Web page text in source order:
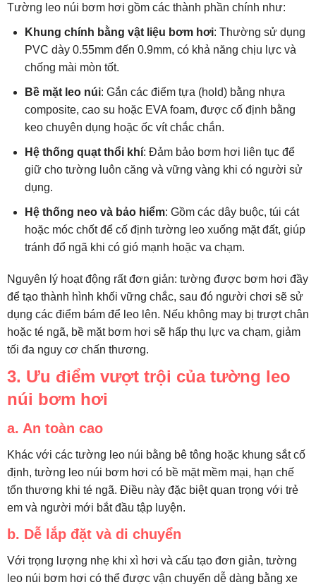
Tường leo núi bơm hơi gồm các thành phần chính như:
Khung chính bằng vật liệu bơm hơi: Thường sử dụng
PVC dày 0.55mm đến 0.9mm, có khả năng chịu lực và
chống mài mòn tốt.
Bề mặt leo núi: Gắn các điểm tựa (hold) bằng nhựa
composite, cao su hoặc EVA foam, được cố định bằng
keo chuyên dụng hoặc ốc vít chắc chắn.
Hệ thống quạt thổi khí: Đảm bảo bơm hơi liên tục để
giữ cho tường luôn căng và vững vàng khi có người sử
dụng.
Hệ thống neo và bảo hiểm: Gồm các dây buộc, túi cát
hoặc móc chốt để cố định tường leo xuống mặt đất, giúp
tránh đổ ngã khi có gió mạnh hoặc va chạm.
Nguyên lý hoạt động rất đơn giản: tường được bơm hơi đầy
để tạo thành hình khối vững chắc, sau đó người chơi sẽ sử
dụng các điểm bám để leo lên. Nếu không may bị trượt chân
hoặc té ngã, bề mặt bơm hơi sẽ hấp thụ lực va chạm, giảm
tối đa nguy cơ chấn thương.
3. Ưu điểm vượt trội của tường leo
núi bơm hơi
a. An toàn cao
Khác với các tường leo núi bằng bê tông hoặc khung sắt cố
định, tường leo núi bơm hơi có bề mặt mềm mại, hạn chế
tổn thương khi té ngã. Điều này đặc biệt quan trọng với trẻ
em và người mới bắt đầu tập luyện.
b. Dễ lắp đặt và di chuyển
Với trọng lượng nhẹ khi xì hơi và cấu tạo đơn giản, tường
leo núi bơm hơi có thể được vận chuyển dễ dàng bằng xe